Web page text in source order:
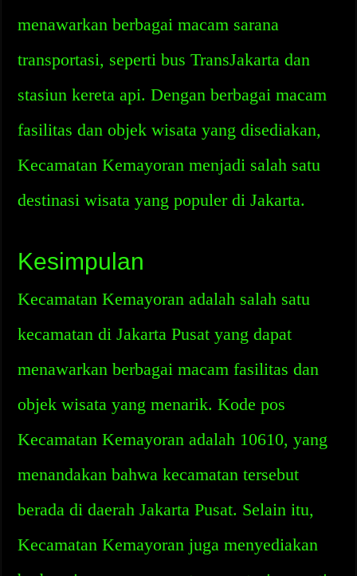
menawarkan berbagai macam sarana
transportasi, seperti bus TransJakarta dan
stasiun kereta api. Dengan berbagai macam
fasilitas dan objek wisata yang disediakan,
Kecamatan Kemayoran menjadi salah satu
destinasi wisata yang populer di Jakarta.
Kesimpulan
Kecamatan Kemayoran adalah salah satu
kecamatan di Jakarta Pusat yang dapat
menawarkan berbagai macam fasilitas dan
objek wisata yang menarik. Kode pos
Kecamatan Kemayoran adalah 10610, yang
menandakan bahwa kecamatan tersebut
berada di daerah Jakarta Pusat. Selain itu,
Kecamatan Kemayoran juga menyediakan